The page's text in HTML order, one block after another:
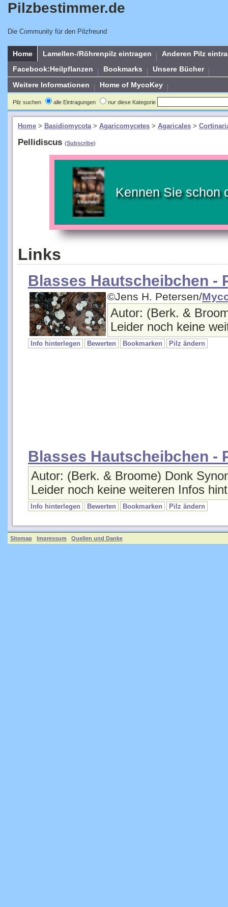
Pilzbestimmer.de
Die Community für den Pilzfreund
Home Lamellen-/Röhrenpilz eintragen
Anderen Pilz
Facebook:Heilpflanzen
Bookmarks
Unsere Bücher
Weitere Informationen
Home of MycoKey
Pilz suchen alle Eintragungen nur diese Kategorie
Home > Basidiomycota> Agaricomycetes > Agaricales >
Pellidiscus (Subscribe)
Kennen Sie schon
Links
Blasses Hautscheibchen -
©Jens H. Petersen/
Autor: (Berk. &
Leider noch keine
Info hinterlegen Bewerten Bookmarken Pilz ändern
Blasses Hautscheibchen -
Autor: (Berk. & Broome) Donk
Leider noch keine weiteren Infos
Info hinterlegen Bewerten Bookmarken Pilz ändern
Sitemap Impressum Quellen und Danke